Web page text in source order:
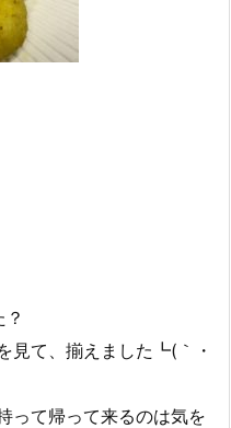
見て、揃えました┗(｀・
って帰って来るのは気を